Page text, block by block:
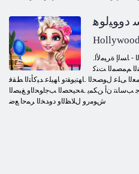
ﺩﻭﻮﻴﻟﻮﻫ
.ﺔﻳﺎﻐﻠﻟ ﺔﻌﺋﺎﺷ ، ﻲﺴﻴﺋﺮﻟﺍ ﺭﻭﺪﻟﺍ ﻱﺩﺆﺗ ﻲﺘﻟﺍ - ﺎﺴﻟﺇ ﺓﺮﻴﻣﻷ ﺍ
ﻢﻤﺼﻤﻟﺍ ﺖﻨﻛ
ﻰﻠﻋ ﻝﻮﺼﺤﻟﺍ .ﺎﻬﺘﻳﻮﻘﺗﻭ ﺎﻬﻴﻠﻋ ﺪﻴﻛﺄﺘﻟﺍ ﻂﻘﻓ
ﺐﺳﺎﻨﺗ ﻥﺃ ﻦﻜﻤﻳ .ﺔﺤﻴﺤﺼﻟﺍ ﺐﺟﺍﻮﺤﻟﺍﻭ ﻎﺒﺼﻟﺍ
ﺵﻮﻣﺭﻭ ﻝﻼ ﻈﻟﺍﻭ ﺩﻭﺪﺨﻟﺍ ﺮﻤﺣﺍ ﻊﺿ